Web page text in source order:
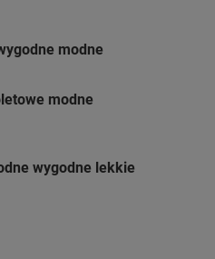
modne
modne
wygodne lekkie